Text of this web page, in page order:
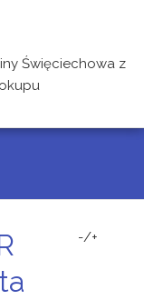
Święciechowa z
-/+